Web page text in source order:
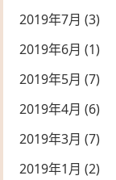
2019年7月 (3)
2019年6月 (1)
2019年5月 (7)
2019年4月 (6)
2019年3月 (7)
2019年1月 (2)